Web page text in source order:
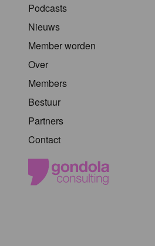
Podcasts
Nieuws
Member worden
Over
Members
Bestuur
Partners
Contact